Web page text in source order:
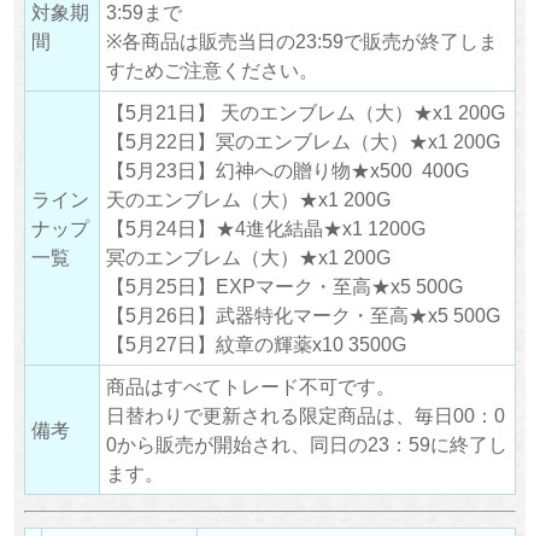
対象期
間
3:59まで
※各商品は販売当日の23:59で販売が終了しま
すためご注意ください。
ライン
ナップ
一覧
【5月21日】 天のエンブレム（大）★x1 200G
【5月22日】冥のエンブレム（大）★x1 200G
【5月23日】幻神への贈り物★x500 400G
天のエンブレム（大）★x1 200G
【5月24日】★4進化結晶★x1 1200G
冥のエンブレム（大）★x1 200G
【5月25日】EXPマーク・至高★x5 500G
【5月26日】武器特化マーク・至高★x5 500G
【5月27日】紋章の輝薬x10 3500G
備考
商品はすべてトレード不可です。
日替わりで更新される限定商品は、毎日00：0
0から販売が開始され、同日の23：59に終了し
ます。